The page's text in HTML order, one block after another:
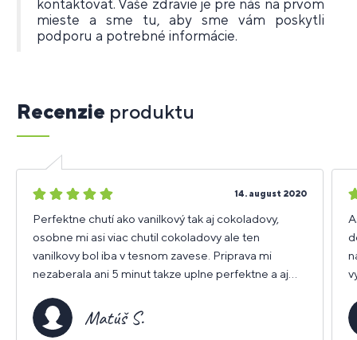
kontaktovať. Vaše zdravie je pre nás na prvom
mieste a sme tu, aby sme vám poskytli
podporu a potrebné informácie.
Recenzie produktu
5
14. august 2020
Perfektne chutí ako vanilkový tak aj cokoladovy,
osobne mi asi viac chutil cokoladovy ale ten
vanilkovy bol iba v tesnom zavese. Priprava mi
nezaberala ani 5 minut takze uplne perfektne a aj
bordel... dobre zasyti na par hodin, a neni tazky na
zaludok. Osobne som ho skusal jest aj ako ranajky a
Matúš S.
4